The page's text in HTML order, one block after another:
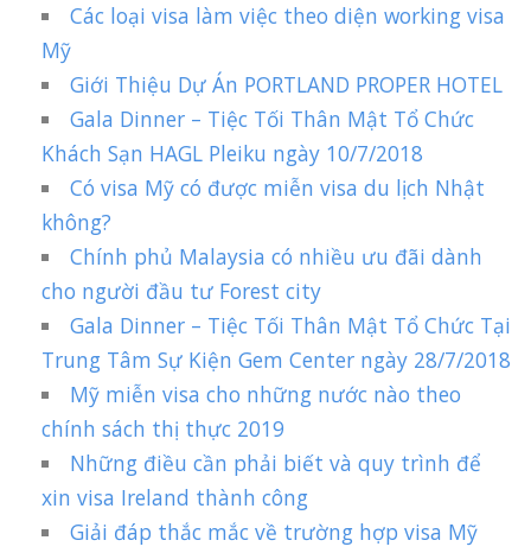
Các loại visa làm việc theo diện working visa
Mỹ
Giới Thiệu Dự Án PORTLAND PROPER HOTEL
Gala Dinner – Tiệc Tối Thân Mật Tổ Chức
Khách Sạn HAGL Pleiku ngày 10/7/2018
Có visa Mỹ có được miễn visa du lịch Nhật
không?
Chính phủ Malaysia có nhiều ưu đãi dành
cho người đầu tư Forest city
Gala Dinner – Tiệc Tối Thân Mật Tổ Chức Tại
Trung Tâm Sự Kiện Gem Center ngày 28/7/2018
Mỹ miễn visa cho những nước nào theo
chính sách thị thực 2019
Những điều cần phải biết và quy trình để
xin visa Ireland thành công
Giải đáp thắc mắc về trường hợp visa Mỹ